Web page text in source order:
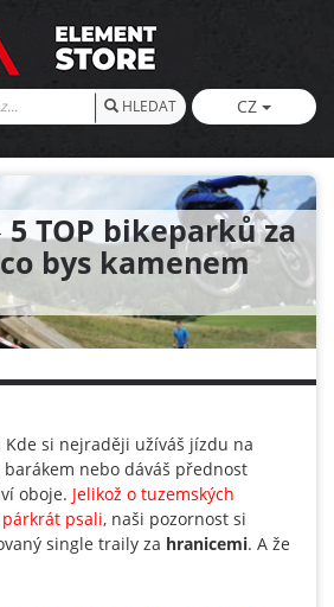
HLEDAT CZ
5 TOP bikeparků za
bys kamenem
Kde si nejraději užíváš jízdu na
barákem nebo dáváš přednost
oboje. Jelikož o tuzemských
psali, naši pozornost si
single traily za hranicemi. A že